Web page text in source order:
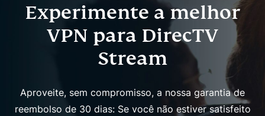
Experimente a melhor
VPN para DirecTV
Stream
Aproveite, sem compromisso, a nossa garantia de
reembolso de 30 dias: Se você não estiver satisfeito